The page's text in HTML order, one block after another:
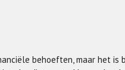
behoeften, maar het is